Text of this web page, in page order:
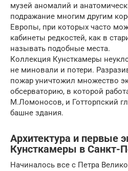
музей аномалий и
подражание многим другим
Европы, при которых часто
кабинеты редкостей, как в
называть подобные места.
Коллекция Кунсткамеры
не миновали и потери.
пожар уничтожил множество
обсерваторию, в которой
М.Ломоносов, и Готторпский
башне здания.
Архитектура и первые
Кунсткамеры в Санкт-
Начиналось все с Петра